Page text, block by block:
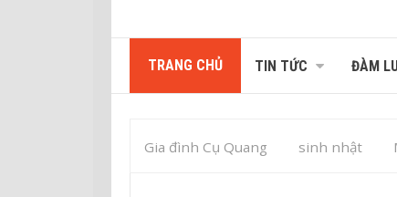
TRANG CHỦ TIN TỨC ĐÀM
Gia đình Cụ Quang sinh nhật